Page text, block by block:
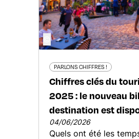
PARLONS CHIFFRES !
Chiffres clés du
2025 : le nouveau
destination est
04/06/2026
Quels ont été les
©